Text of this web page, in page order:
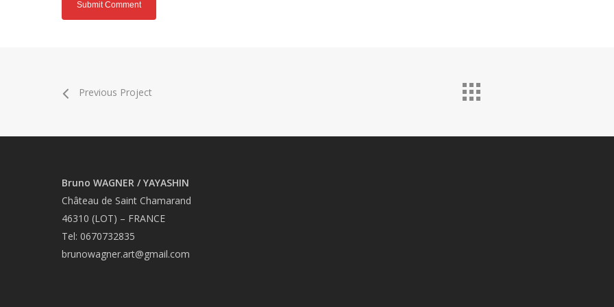
Previous Project
Bruno WAGNER / YAYASHIN
Château de Saint Chamarand
46310 (LOT) – FRANCE
Tel: 0670732835
brunowagner.art@gmail.com